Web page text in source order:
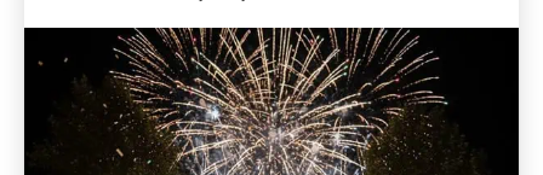
Esküvői Fotózás
Páros, Jegyes Fotózás
Kismama Fotózás
Baba Fotózás
Családi Fotózás